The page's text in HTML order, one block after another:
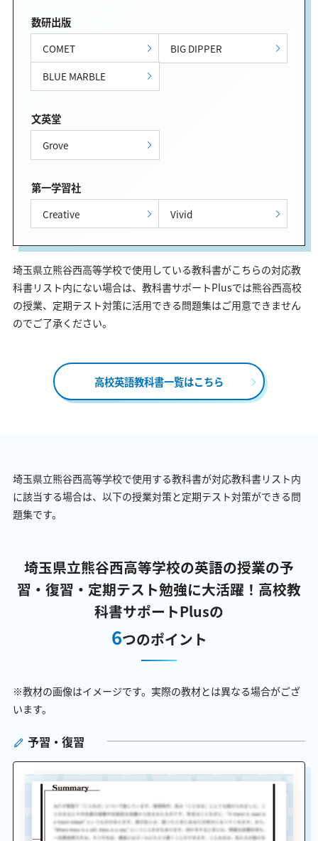
数研出版
COMET
BIG DIPPER
BLUE MARBLE
文英堂
Grove
第一学習社
Creative Vivid
埼玉県立熊谷西高等学校で使用している教科書がこちらの対応教
科書リスト内にない場合は、教科書サポートPlusでは熊谷西高校
の授業、定期テスト対策に活用できる問題集はご用意できません
のでご了承ください。
高校英語教科書一覧はこちら
埼玉県立熊谷西高等学校で使用する教科書が対応教科書リスト内
に該当する場合は、以下の授業対策と定期テスト対策ができる問
題集です。
埼玉県立熊谷西高等学校の英語の授業の予
習・復習・定期テスト勉強に大活躍！ 高校教
科書サポートPlusの
6つのポイント
※教材の画像はイメージです。実際の教材とは異なる場合がござ
います。
予習・復習